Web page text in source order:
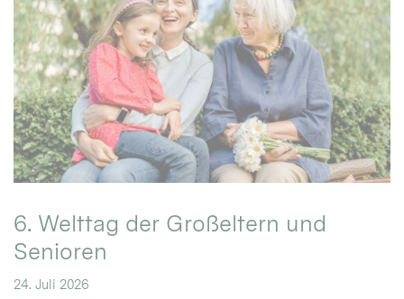
6. Welttag der Großeltern und
Senioren
24. Juli 2026